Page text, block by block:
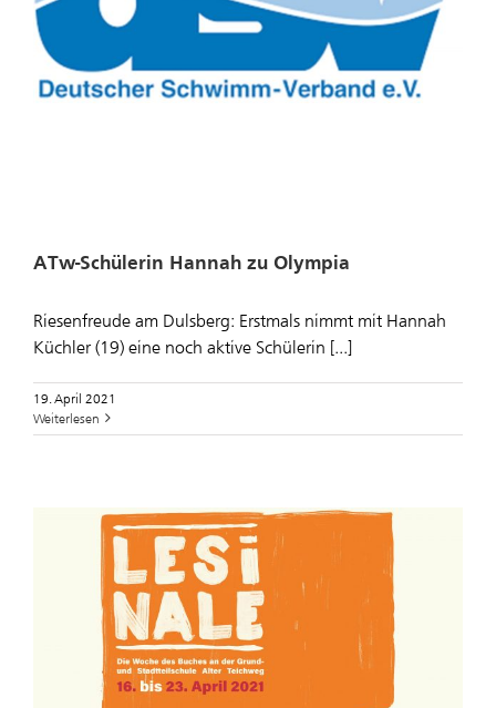
ATw-Schülerin Hannah zu Olympia
Riesenfreude am Dulsberg: Erstmals nimmt mit Hannah
Küchler (19) eine noch aktive Schülerin [...]
19. April 2021
Weiterlesen